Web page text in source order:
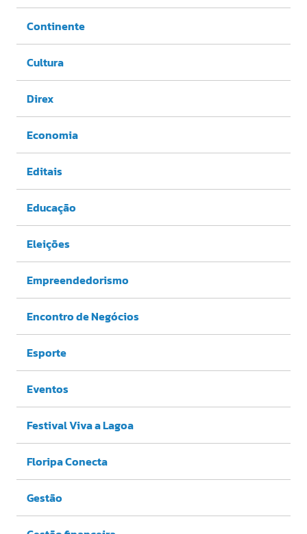
Continente
Cultura
Direx
Economia
Editais
Educação
Eleições
Empreendedorismo
Encontro de Negócios
Esporte
Eventos
Festival Viva a Lagoa
Floripa Conecta
Gestão